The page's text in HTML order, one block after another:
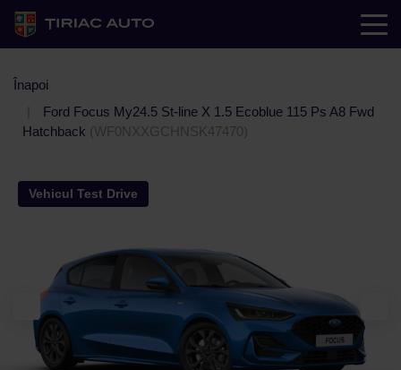
Înapoi
Ford Focus My24.5 St-line X 1.5 Ecoblue 115 Ps A8 Fwd
Hatchback (WF0NXXGCHNSK47470)
Vehicul Test Drive